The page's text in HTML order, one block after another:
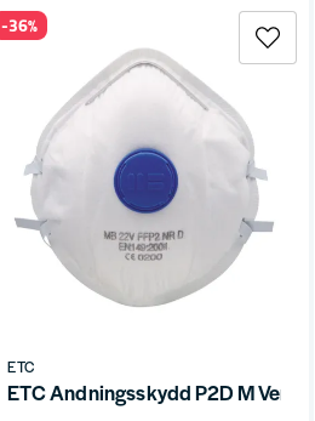
ETC
ETC Andningsskydd P2D M Ventil
-36%